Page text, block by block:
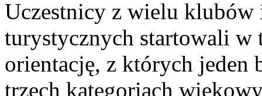
Uczestnicy z wielu klubów
turystycznych startowali w
orientację, z których jeden
trzech kategoriach